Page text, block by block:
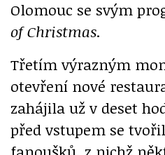
Olomouc se svým
of Christmas.
Třetím výrazným
otevření nové
zahájila už v deset
před vstupem se
fanoušků, z nichž